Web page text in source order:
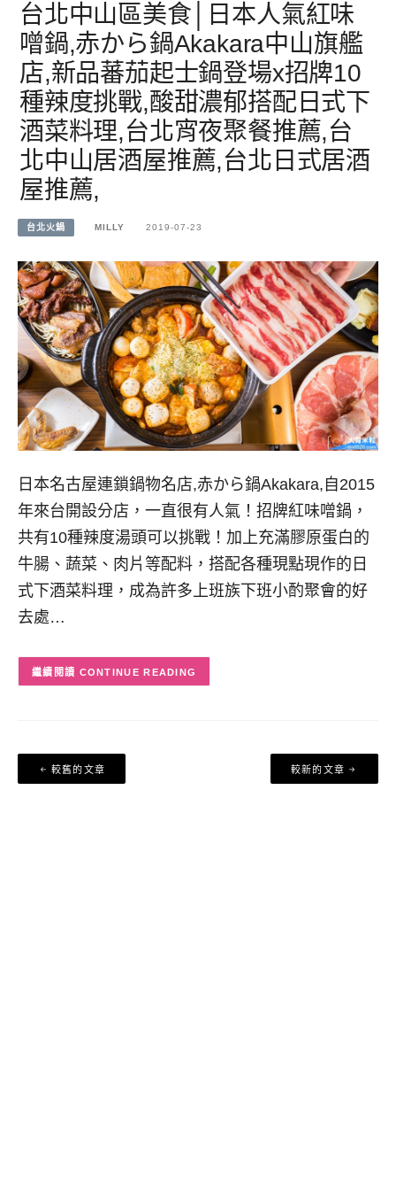
台北中山區美食│日本人氣紅味
噌鍋,赤から鍋Akakara中山旗艦
店,新品蕃茄起士鍋登場x招牌10
種辣度挑戰,酸甜濃郁搭配日式下
酒菜料理,台北宵夜聚餐推薦,台
北中山居酒屋推薦,台北日式居酒
屋推薦,
台北火鍋 MILLY 2019-07-23
日本名古屋連鎖鍋物名店,赤から鍋Akakara,自2015
年來台開設分店，一直很有人氣！招牌紅味噌鍋，
共有10種辣度湯頭可以挑戰！加上充滿膠原蛋白的
牛腸、蔬菜、肉片等配料，搭配各種現點現作的日
式下酒菜料理，成為許多上班族下班小酌聚會的好
去處…
CONTINUE READING
文
章
較舊的文章 較新的文章